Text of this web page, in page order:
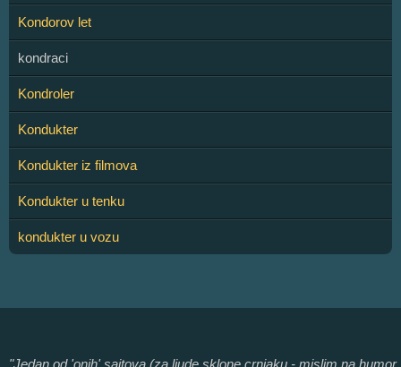
Kondorov let
kondraci
Kondroler
Kondukter
Kondukter iz filmova
Kondukter u tenku
kondukter u vozu
"Jedan od 'onih' sajtova (za ljude sklone crnjaku - mislim na humor,